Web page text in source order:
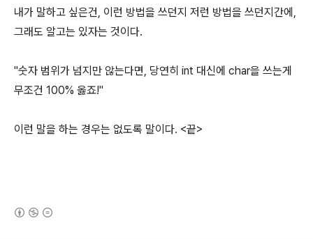
내가 말하고 싶은건, 이런 방법을 쓰던지 저런 방법을 쓰던지간에,
그래도 알고는 있자는 것이다.
"숫자 범위가 넘지만 않는다면, 당연히 int 대신에 char을 쓰는게
무조건 100% 옳죠!"
이런 말을 하는 경우는 없도록 말이다. <끝>